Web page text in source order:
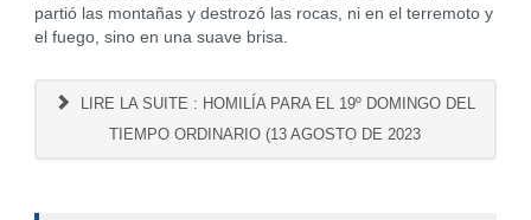
partió las montañas y destrozó las rocas, ni en el terremoto y
el fuego, sino en una suave brisa.
LIRE LA SUITE : HOMILÍA PARA EL 19º DOMINGO DEL
TIEMPO ORDINARIO (13 AGOSTO DE 2023